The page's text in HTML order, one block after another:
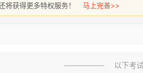
获得更多特权服务！ 马上完善>>
以下考